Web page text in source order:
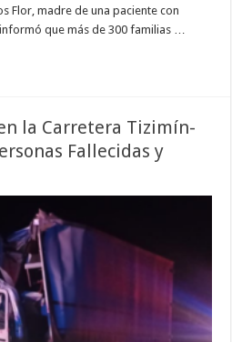
Flor, madre de una paciente con
que más de 300 familias …
la Carretera Tizimín-
Fallecidas y